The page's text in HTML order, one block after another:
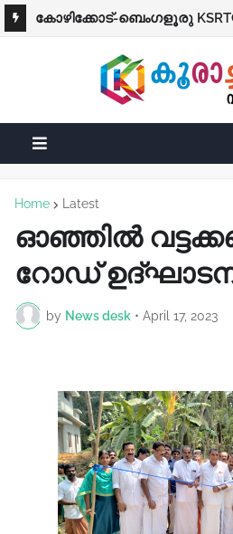
കോഴിക്കോട്-ബെംഗളൂരു
ഡ്രൈവർക്കും കണ്ടക്ടർക്കും
പ്രൊഫഷണൽ കോളെജുകൾ
Home Latest
ഓഞ്ഞിൽ
റോഡ്
by News desk • April 17, 2023